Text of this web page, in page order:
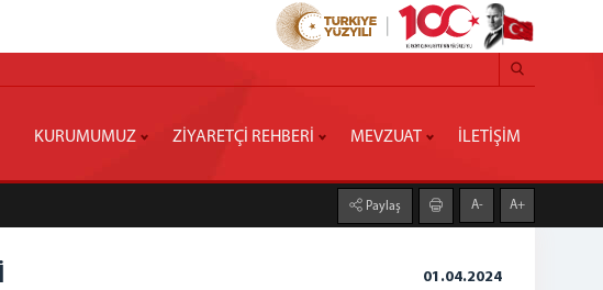
KURUMUMUZ ZİYARETÇİ REHBERİ MEVZUAT İLETİŞİM
Paylaş A- A+
01.04.2024